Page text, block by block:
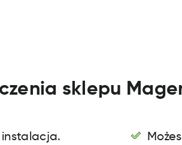
sklepu
instalacja.